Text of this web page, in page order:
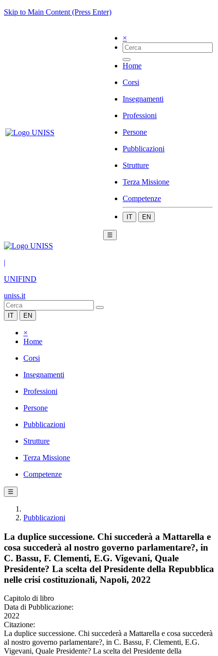
Skip to Main Content (Press Enter)
×
Home
Corsi
Insegnamenti
Professioni
Persone
Pubblicazioni
Strutture
Terza Missione
Competenze
IT EN
☰
|
UNIFIND
uniss.it
IT EN
×
Home
Corsi
Insegnamenti
Professioni
Persone
Pubblicazioni
Strutture
Terza Missione
Competenze
☰
Pubblicazioni
La duplice successione. Chi succederà a Mattarella e
cosa succederà al nostro governo parlamentare?, in
C. Bassu, F. Clementi, E.G. Vigevani, Quale
Presidente? La scelta del Presidente della Repubblica
nelle crisi costituzionali, Napoli, 2022
Capitolo di libro
Data di Pubblicazione:
2022
Citazione:
La duplice successione. Chi succederà a Mattarella e cosa succederà
al nostro governo parlamentare?, in C. Bassu, F. Clementi, E.G.
Vigevani, Quale Presidente? La scelta del Presidente della